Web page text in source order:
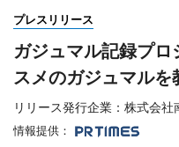
プレスリリース
ガジュマル記録プ
スメのガジュマルを
リリース発行企業：株式会社
情報提供：